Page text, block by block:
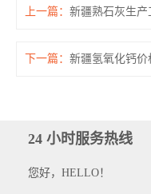
上一篇：
下一篇：
24 小时服务热线
您好，HELLO！